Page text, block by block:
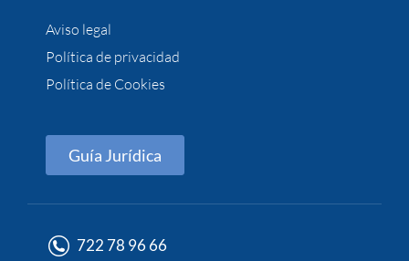
Aviso legal
Política de privacidad
Política de Cookies
Guía Jurídica
722 78 96 66